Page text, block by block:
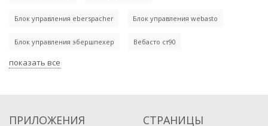
Блок управления eberspacher Блок управления webasto
Блок управления эбершпехер Вебасто ст90
показать все
ПРИЛОЖЕНИЯ СТРАНИЦЫ